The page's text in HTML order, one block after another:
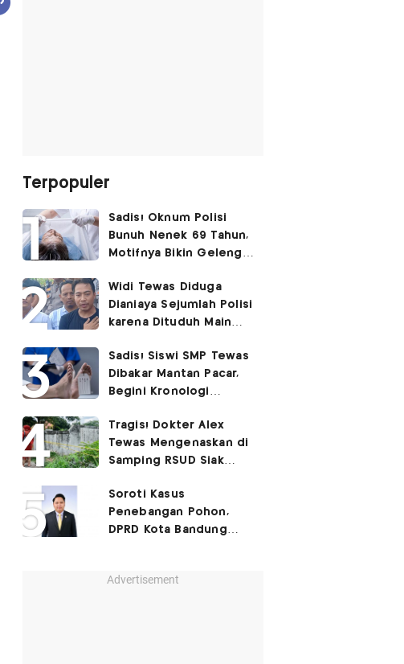
Terpopuler
Sadis! Oknum Polisi
Bunuh Nenek 69 Tahun,
Motifnya Bikin Geleng
Widi Tewas Diduga
Dianiaya Sejumlah Polisi
karena Dituduh Main
Sadis! Siswi SMP Tewas
Dibakar Mantan Pacar,
Begini Kronologi
Tragis! Dokter Alex
Tewas Mengenaskan di
Samping RSUD Siak
Rocuronium
Soroti Kasus
Penebangan Pohon,
DPRD Kota Bandung
Advertisement